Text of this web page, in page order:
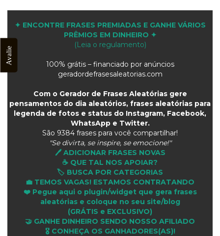
✦ ENCONTRE FRASES PREMIADAS E GANHE VÁRIOS
PRÊMIOS EM DINHEIRO ✦
(Leia o regulamento)
100% grátis – financiado por anúncios
geradordefrasesaleatorias.com
Com o Gerador de Frases Aleatórias gere
pensamentos do dia aleatórios, frases aleatórias para
legenda de fotos e status do Instagram, Facebook,
WhatsApp e Twitter.
São 9384 frases para você compartilhar!
"Se divirta, se inspire, se emocione!"
🖊️ ADICIONAR FRASES NOVAS
☕ QUE TAL NOS APOIAR?
🏷️ BUSCA POR CATEGORIAS
💼 TEMOS VAGAS! ESTAMOS CONTRATANDO
❤️ Pegue aqui o plugin/widget que gera frases
aleatórias e coloque no seu site/blog
(GRÁTIS e EXCLUSIVO)
🤝 GANHE DINHEIRO SENDO NOSSO AFILIADO
🎖 CONHEÇA OS GANHADORES(AS)!
Avalie